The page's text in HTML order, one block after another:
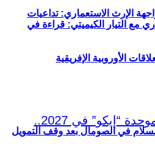
الإرث الاستعماري: تداعيات
الأوروبية الإفريقية
مع التيار الكيميتي: قراءة في
في الصومال بعد وقف التمويل